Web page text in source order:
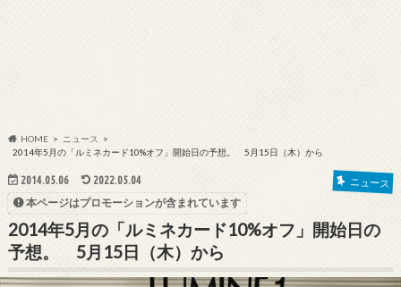
HOME
ニュース
2014年5月の「ルミネカード10%オフ」開始日の予想。 5月15日（木）から
2014.05.06 2022.05.04 ニュース
本ページはプロモーションが含まれています
2014年5月の「ルミネカード10%オフ」開始日の
予想。 5月15日（木）から